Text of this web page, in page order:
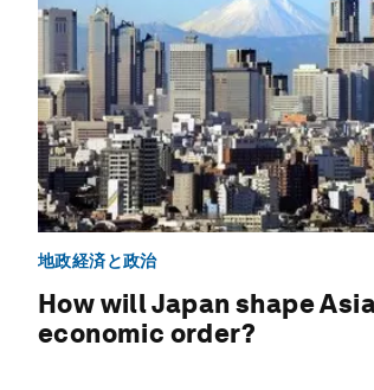
地政経済と政治
How will Japan shape
economic order?